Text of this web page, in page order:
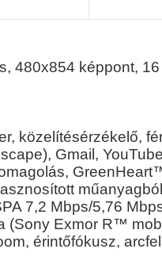
480x854 képpont,
közelítésérzékelő,
Gmail,
7,2 Mbps/5,76
(Sony Exmor R™
érintőfókusz,